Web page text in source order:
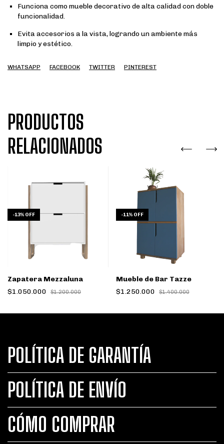
Funciona como mueble decorativo de alta calidad con doble
funcionalidad.
Evita accesorios a la vista, logrando un ambiente más
limpio y estético.
WHATSAPP FACEBOOK TWITTER PINTEREST
PRODUCTOS
RELACIONADOS
-13% OFF
Zapatera Mezzaluna
$1.050.000
$1.200.000
-11% OFF
Mueble de Bar Tazze
$1.250.000
$1.400.000
POLÍTICA DE GARANTÍA
POLÍTICA DE ENVÍO
CÓMO COMPRAR